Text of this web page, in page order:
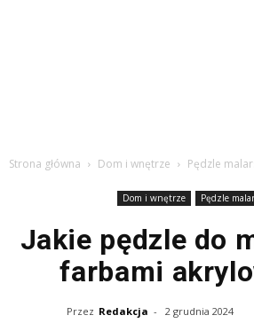
Strona główna Dom i wnętrze Pędzle
Dom i wnętrze Pędzle
Jakie pędzle do
farbami
Przez Redakcja - 2 grudnia 2024